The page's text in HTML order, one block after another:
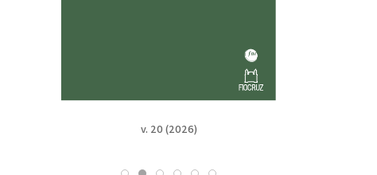
v. 20 (2026)